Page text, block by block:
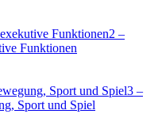
2 –
Funktionen
3 –
Sport und Spiel